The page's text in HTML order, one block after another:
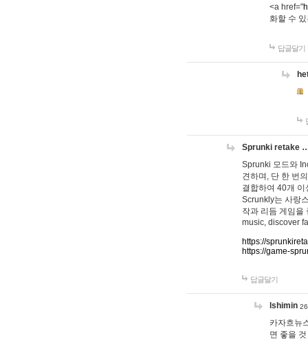
<a href="
화할 수
답글달기
Sprunki retake
Sprunki 모드와
견하며, 단 한 번
결합하여 40개
Scrunkly는 사랑
작과 리듬 게임을
music, discover
https://
https://game-
답글달기
lshimin
카자흐뉴
면 좋을